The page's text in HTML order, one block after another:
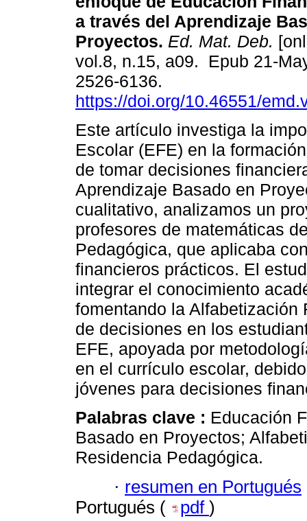
a través del Aprendizaje
Proyectos. Ed. Mat. Deb.
vol.8, n.15, a09. Epub 21-
2526-6136.
https://doi.org/10.46551/
Este artículo investiga la
Escolar (EFE) en la
de tomar decisiones
Aprendizaje Basado en
cualitativo, analizamos un
profesores de matemáticas
Pedagógica, que aplicaba
financieros prácticos. El
integrar el conocimiento
fomentando la
de decisiones en los
EFE, apoyada por
en el currículo escolar,
jóvenes para decisiones
Palabras clave : Educación
Basado en Proyectos;
Residencia Pedagógica.
· resumen en Portugués
Portugués (
pdf )